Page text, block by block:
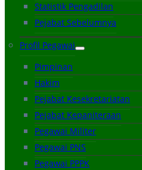
Statistik Pengadilan
Pejabat Sebelumnya
Profil Pegawai
Pimpinan
Hakim
Pejabat Kesekretariatan
Pejabat Kepaniteraan
Pegawai Militer
Pegawai PNS
Pegawai PPPK